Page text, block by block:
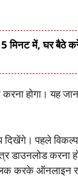
5 मिनट में, घर
होगा। यह
दिखेंगे। पहले
डाउनलोड
करके ऑनलाइन